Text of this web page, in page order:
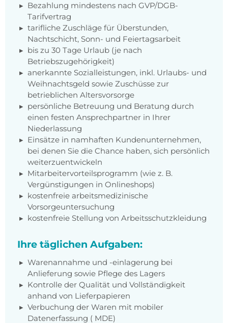
Bezahlung mindestens nach GVP/DGB-
Tarifvertrag
tarifliche Zuschläge für Überstunden,
Nachtschicht, Sonn- und Feiertagsarbeit
bis zu 30 Tage Urlaub (je nach
Betriebszugehörigkeit)
anerkannte Sozialleistungen, inkl. Urlaubs- und
Weihnachtsgeld sowie Zuschüsse zur
betrieblichen Altersvorsorge
persönliche Betreuung und Beratung durch
einen festen Ansprechpartner in Ihrer
Niederlassung
Einsätze in namhaften Kundenunternehmen,
bei denen Sie die Chance haben, sich persönlich
weiterzuentwickeln
Mitarbeitervorteilsprogramm (wie z. B.
Vergünstigungen in Onlineshops)
kostenfreie arbeitsmedizinische
Vorsorgeuntersuchung
kostenfreie Stellung von Arbeitsschutzkleidung
Ihre täglichen Aufgaben:
Warenannahme und -einlagerung bei
Anlieferung sowie Pflege des Lagers
Kontrolle der Qualität und Vollständigkeit
anhand von Lieferpapieren
Verbuchung der Waren mit mobiler
Datenerfassung ( MDE)